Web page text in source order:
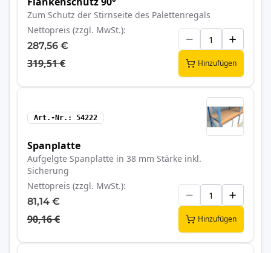
Zum Schutz der Stirnseite des Palettenregals
Nettopreis (zzgl. MwSt.)
287,56 €
319,51 € Hinzufügen
Art.-Nr. 54222
Spanplatte
Aufgelgte Spanplatte in 38 mm Stärke inkl.
Sicherung
Nettopreis (zzgl. MwSt.)
81,14 €
90,16 € Hinzufügen